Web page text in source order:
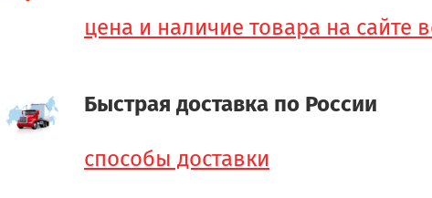
цена и наличие товара на сайте
Быстрая доставка по России
способы доставки